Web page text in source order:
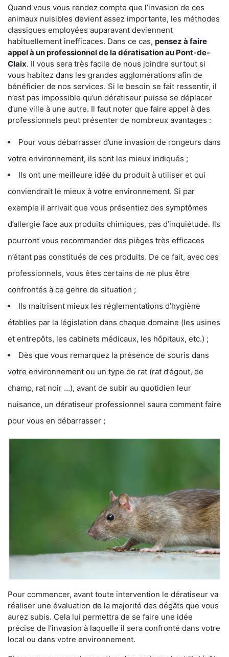
Quand vous vous rendez compte que l’invasion de ces
animaux nuisibles devient assez importante, les méthodes
classiques employées auparavant deviennent
habituellement inefficaces. Dans ce cas, pensez à faire
appel à un professionnel de la dératisation au Pont-de-
Claix. Il vous sera très facile de nous joindre surtout si
vous habitez dans les grandes agglomérations afin de
bénéficier de nos services. Si le besoin se fait ressentir, il
n’est pas impossible qu’un dératiseur puisse se déplacer
d’une ville à une autre. Il faut noter que faire appel à des
professionnels peut présenter de nombreux avantages :
Pour vous débarrasser d’une invasion de rongeurs dans
votre environnement, ils sont les mieux indiqués ;
Ils ont une meilleure idée du produit à utiliser et qui
conviendrait le mieux à votre environnement. Si par
exemple il arrivait que vous présentiez des symptômes
d’allergie face aux produits chimiques, pas d’inquiétude. Ils
pourront vous recommander des pièges très efficaces
n’étant pas constitués de ces produits. De ce fait, avec ces
professionnels, vous êtes certains de ne plus être
confrontés à ce genre de situation ;
Ils maitrisent mieux les réglementations d’hygiène
établies par la législation dans chaque domaine (les usines
et entrepôts, les cabinets médicaux, les hôpitaux, etc.) ;
Dès que vous remarquez la présence de souris dans
votre environnement ou un type de rat (rat d’égout, de
champ, rat noir …), avant de subir au quotidien leur
nuisance, un dératiseur professionnel saura comment faire
pour vous en débarrasser ;
Pour commencer, avant toute intervention le dératiseur va
réaliser une évaluation de la majorité des dégâts que vous
aurez subis. Cela lui permettra de se faire une idée
précise de l’invasion à laquelle il sera confronté dans votre
local ou dans votre environnement.